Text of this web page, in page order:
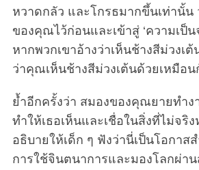
หวาดกลัว และโกรธมากขึ้นเท่านั้น
ของคุณไว้ก่อนและเข้าสู่ ‘ความเป็น
หากพวกเขาอ้างว่าเห็นช้างสีม่วงเ
ว่าคุณเห็นช้างสีม่วงเต้นด้วยเหมือน
ย้ำอีกครั้งว่า สมองของคุณยายทำ
ทำให้เธอเห็นและเชื่อในสิ่งที่ไม่จริ
อธิบายให้เด็ก ๆ ฟังว่านี่เป็นโอกาส
การใช้จินตนาการและมองโลกผ่า